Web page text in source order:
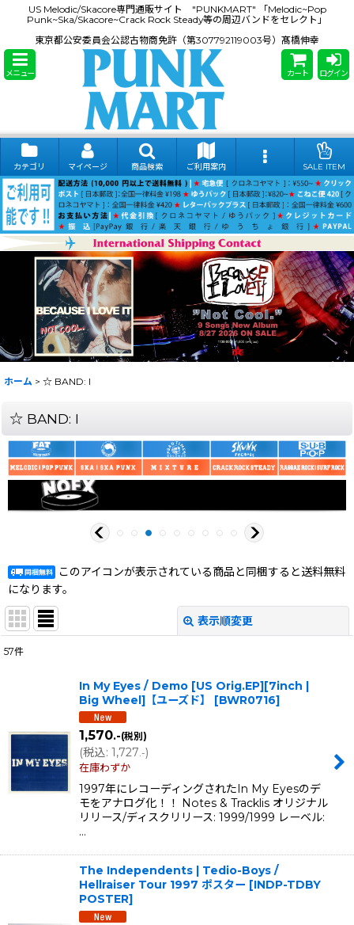
US Melodic/Skacore専門通販サイト "PUNKMART" 「Melodic~Pop
Punk~Ska/Skacore~Crack Rock Steady等の周辺バンドをセレクト」
東京都公安委員会公認古物商免許（第307792119003号）髙橋伸幸
メニュー カート ログイン
カテゴリ マイページ 商品検索 ご利用案内 SALE ITEM
ホーム > ☆ BAND: I
☆ BAND: I
このアイコンが表示されている商品と同梱すると送料無料
になります。
表示順変更
並び順
絞り込む
57件
In My Eyes / Demo [US Orig.EP][7inch |
Big Wheel]【ユーズド】
[BWR0716]
1,570.-(税別)
(税込: 1,727.-)
在庫わずか
1997年にレコーディングされたIn My Eyesのデ
モをアナログ化！！ Notes & Tracklis オリジナル
リリース/ディスクリリース: 1999/1999 レーベル:
…
The Independents | Tedio-Boys /
Hellraiser Tour 1997 ポスター [INDP-TDBY
POSTER]